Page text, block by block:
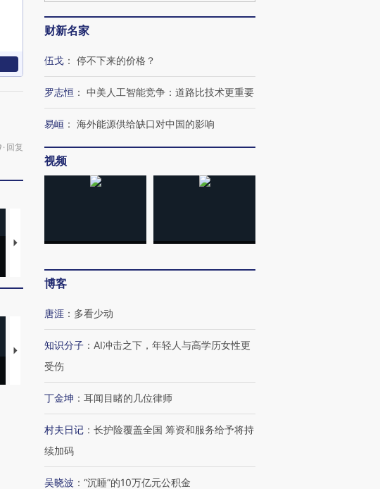
· 回复
视线｜“入侵”还是“人道危
飞地休达
湖北宜昌局部短时降雨
4000人
哈尔滨遭遇短时极端强降
米
【推广】走进第四届链博
会，让数智科技“链”接产
【商旅对话】华住集团
财新名家
伍戈 ： 停不下来的价格？
罗志恒 ： 中美人工智能竞争：道路比技术更重要
易峘 ： 海外能源供给缺口对中国的影响
视频
博客
唐涯 ： 多看少动
知识分子 ： AI冲击之下，年轻人与高学历女性更
受伤
丁金坤 ： 耳闻目睹的几位律师
村夫日记 ： 长护险覆盖全国 筹资和服务给予将持
续加码
吴晓波 ： “沉睡”的10万亿元公积金